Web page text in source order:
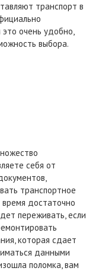
транспорт в
очень удобно,
выбора.
себя от
транспортное
достаточно
переживать, если
которая сдает
данными
поломка, вам